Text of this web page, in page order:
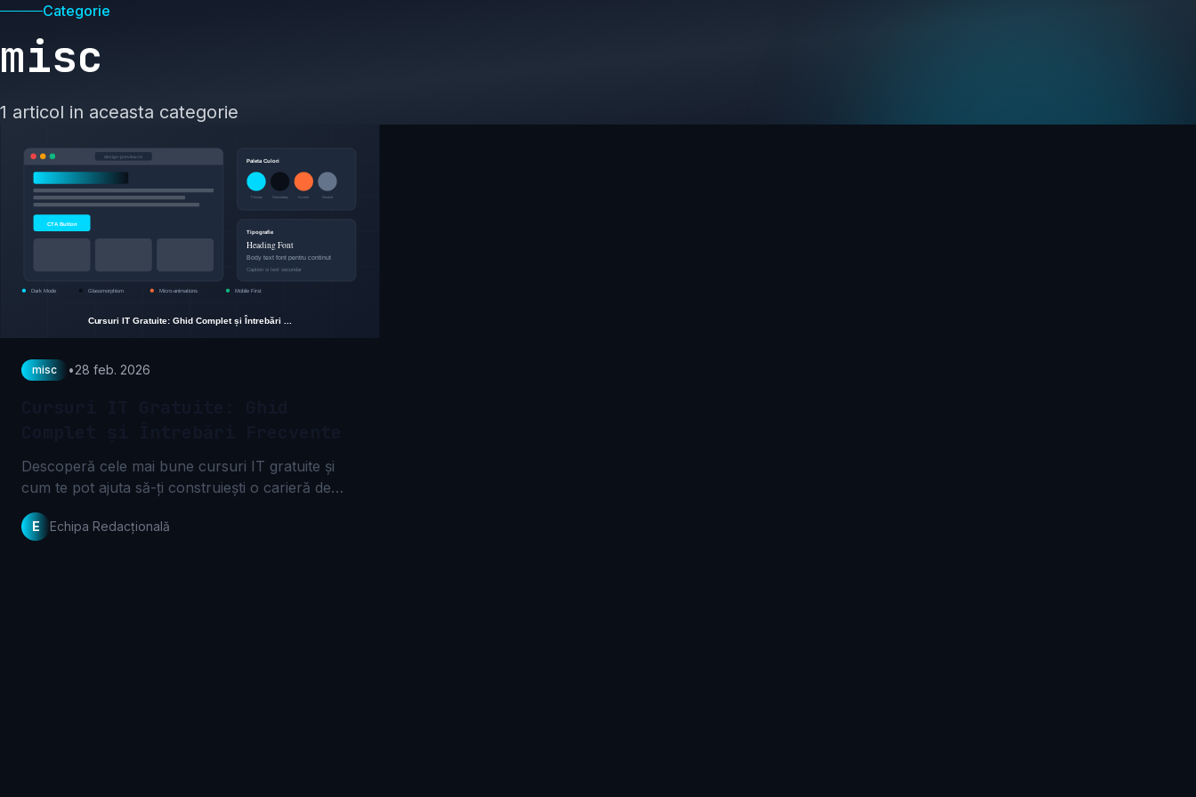
Categorie
misc
1 articol in aceasta categorie
misc •28 feb. 2026
Descoperă cele mai bune cursuri IT gratuite și
cum te pot ajuta să-ți construiești o carieră de
succes. Află răspunsuri la întrebările frecvente și
începe-ți
E Echipa Redacțională